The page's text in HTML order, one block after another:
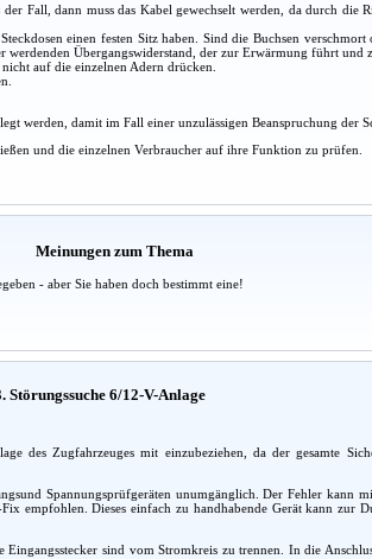
Fall, dann muss das Kabel gewechselt werden, da durch die
einen festen Sitz haben. Sind die Buchsen
Übergangswiderstand, der zur Erwärmung führt und
auf die einzelnen Adern drücken.
werden, damit im Fall einer unzulässigen Beanspruchung der
und die einzelnen Verbraucher auf ihre Funktion zu prüfen.
Meinungen zum Thema
- aber Sie haben doch bestimmt eine!
Störungssuche 6/12-V-Anlage
des Zugfahrzeuges mit einzubeziehen, da der gesamte
Spannungsprüfgeräten unumgänglich. Der Fehler kann
empfohlen. Dieses einfach zu handhabende Gerät kann zur
sind vom Stromkreis zu trennen. In die